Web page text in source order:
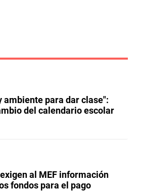
ambiente para dar clase":
del calendario escolar
al MEF información
fondos para el pago